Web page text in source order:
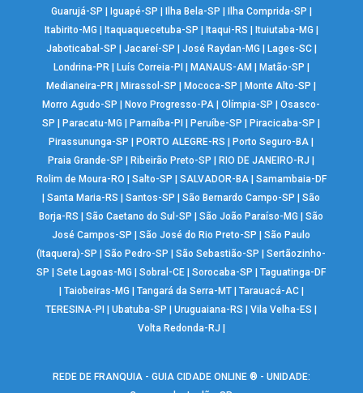
Guarujá-SP
Iguapé-SP Ilha Bela-SP Ilha Comprida-SP
Itabirito-MG
Itaquaquecetuba-SP Itaqui-RS Ituiutaba-MG
Jaboticabal-SP
Jacareí-SP José Raydan-MG Lages-SC|
Londrina-PR| Luís Correia-PI MANAUS-AM Matão-SP
Medianeira-PR
Mirassol-SP Mococa-SP Monte Alto-SP
Morro Agudo-SP
Novo Progresso-PA |Olímpia-SP |Osasco-
SP
Paracatu-MG Parnaíba-PI Peruíbe-SP Piracicaba-SP
Pirassununga-SP
PORTO ALEGRE-RS Porto Seguro-BA
Praia Grande-SP
Ribeirão Preto-SP RIO DE JANEIRO-RJ
Rolim de Moura-RO
Salto-SP SALVADOR-BA| Samambaia-DF
|Santa Maria-RS |Santos-SP |São Bernardo Campo-SP |São
Borja-RS
|São Caetano do Sul-SP |São João Paraíso-MG |São
José Campos-SP
|São José do Rio Preto-SP |São Paulo
(Itaquera)-SP
|São Pedro-SP |São Sebastião-SP |Sertãozinho-
SP
|Sete Lagoas-MG |Sobral-CE |Sorocaba-SP |Taguatinga-DF
Taiobeiras-MG Tangará da Serra-MT| Tarauacá-AC|
TERESINA-PI
|Ubatuba-SP |Uruguaiana-RS |Vila Velha-ES
Volta Redonda-RJ
REDE DE FRANQUIA - GUIA CIDADE ONLINE ® - UNIDADE: